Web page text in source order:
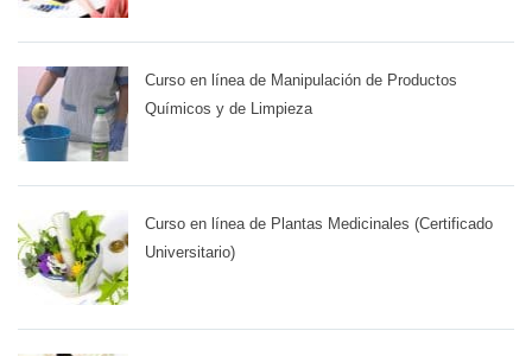
Curso en línea de Manipulación de Productos
Químicos y de Limpieza
Curso en línea de Plantas Medicinales (Certificado
Universitario)